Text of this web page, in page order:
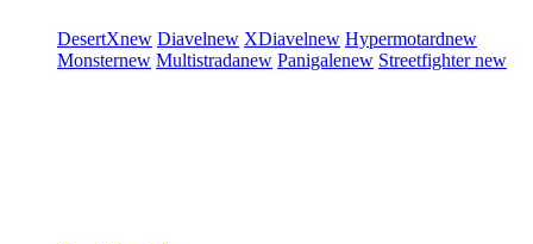
DesertXnew Diavelnew XDiavelnew Hypermotardnew
Monsternew Multistradanew Panigalenew Streetfighternew